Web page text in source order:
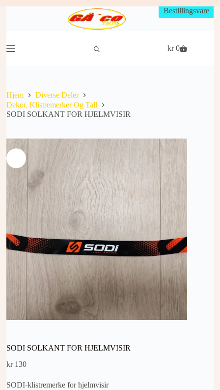
Handlekurv
kr0
Hjem
Diverse Deler
Dekor, Klistremerker Og Tall
SODI SOLKANT FOR HJELMVISIR
Bestillingsvare
SODI SOLKANT FOR HJELMVISIR
kr130
SODI-klistremerke for hjelmvisir